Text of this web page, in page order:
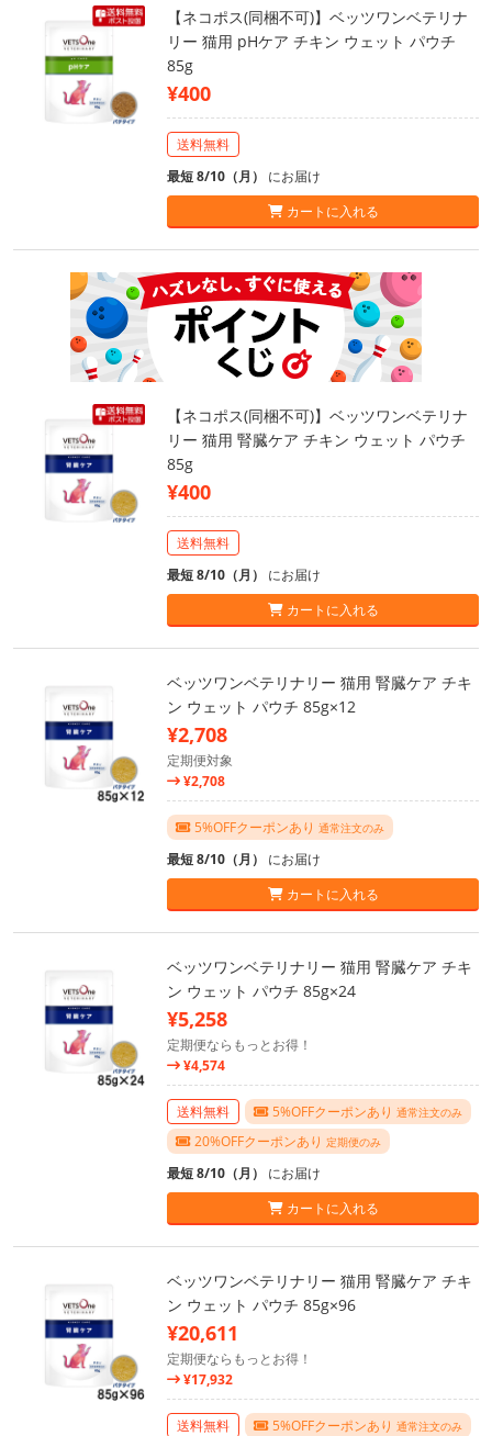
【ネコポス(同梱不可)】ベッツワンベテリナ
リー 猫用 pHケア チキン ウェット パウチ
85g
¥400
送料無料
最短 8/10（月） にお届け
カートに入れる
【ネコポス(同梱不可)】ベッツワンベテリナ
リー 猫用 腎臓ケア チキン ウェット パウチ
85g
¥400
送料無料
最短 8/10（月） にお届け
カートに入れる
ベッツワンベテリナリー 猫用 腎臓ケア チキ
ン ウェット パウチ 85g×12
¥2,708
定期便対象
¥2,708
5%OFFクーポンあり 通常注文のみ
最短 8/10（月） にお届け
カートに入れる
ベッツワンベテリナリー 猫用 腎臓ケア チキ
ン ウェット パウチ 85g×24
¥5,258
定期便ならもっとお得！
¥4,574
送料無料 5%OFFクーポンあり 通常注文のみ
20%OFFクーポンあり 定期便のみ
最短 8/10（月） にお届け
カートに入れる
ベッツワンベテリナリー 猫用 腎臓ケア チキ
ン ウェット パウチ 85g×96
¥20,611
定期便ならもっとお得！
¥17,932
送料無料 5%OFFクーポンあり 通常注文のみ